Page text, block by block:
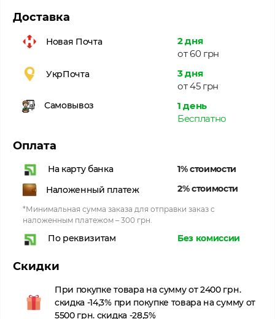
Доставка
Новая Почта
2 дня
от 60 грн
УкрПочта
3 дня
от 45 грн
Самовывоз
1 день
Бесплатно
Оплата
На карту банка
1% стоимости
Наложенный платеж
2% стоимости
*Минимальная сумма заказа для отправки заказ с
наложенным платежом – 300 грн.
По реквизитам Без комиссии
Скидки
При покупке товара на сумму от 2400 грн.
скидка -14,3% при покупке товара на сумму от
5500 грн. скидка -28,5%